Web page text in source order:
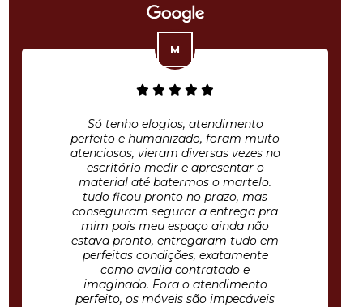
Só tenho elogios, atendimento
perfeito e humanizado, foram muito
atenciosos, vieram diversas vezes no
escritório medir e apresentar o
material até batermos o martelo.
tudo ficou pronto no prazo, mas
conseguiram segurar a entrega pra
mim pois meu espaço ainda não
estava pronto, entregaram tudo em
perfeitas condições, exatamente
como avalia contratado e
imaginado. Fora o atendimento
perfeito, os móveis são impecáveis